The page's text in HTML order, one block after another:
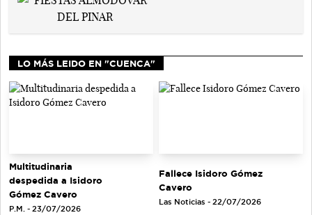
LO MÁS LEIDO EN "CUENCA"
Multitudinaria
despedida a Isidoro
Gómez Cavero
P.M. - 23/07/2026
Fallece Isidoro Gómez
Cavero
Las Noticias - 22/07/2026